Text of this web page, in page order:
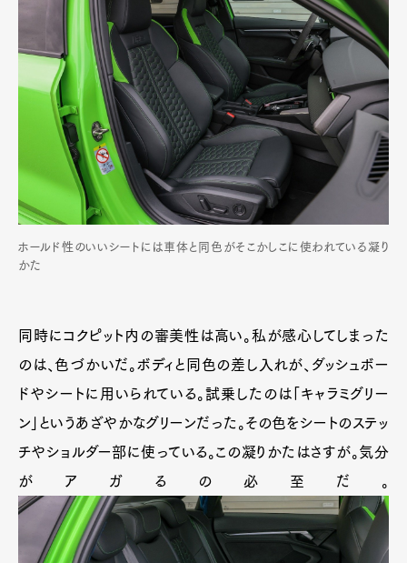
ホールド性のいいシートには車体と同色がそこかしこに使われている凝り
かた
同時にコクピット内の審美性は高い。私が感心してしまった
のは、色づかいだ。ボディと同色の差し入れが、ダッシュボー
ドやシートに用いられている。試乗したのは「キャラミグリー
ン」というあざやかなグリーンだった。その色をシートのステッ
チやショルダー部に使っている。この凝りかたはさすが。気分
がアガるの必至だ。